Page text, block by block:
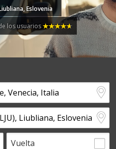
Eslovenia
los usuarios
Vuelta